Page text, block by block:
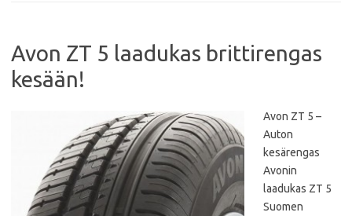
Avon ZT 5 laadukas brittirengas
kesään!
Avon ZT 5 –
Auton
kesärengas
Avonin
laadukas ZT 5
Suomen